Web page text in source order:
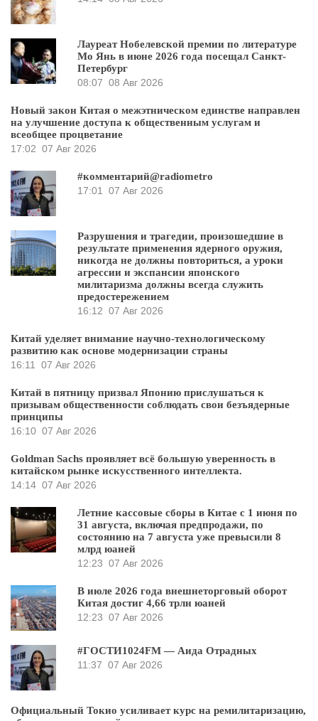
Лауреат Нобелевской премии по литературе
Мо Янь в июне 2026 года посещал Санкт-
Петербург
08:07 08 Авг 2026
Новый закон Китая о межэтническом единстве направлен
на улучшение доступа к общественным услугам и
всеобщее процветание
17:02 07 Авг 2026
#комментарий@radiometro
17:01 07 Авг 2026
Разрушения и трагедии, произошедшие в
результате применения ядерного оружия,
никогда не должны повториться, а уроки
агрессии и экспансии японского
милитаризма должны всегда служить
предостережением
16:12 07 Авг 2026
Китай уделяет внимание научно-технологическому
развитию как основе модернизации страны
16:11 07 Авг 2026
Китай в пятницу призвал Японию прислушаться к
призывам общественности соблюдать свои безъядерные
принципы
16:10 07 Авг 2026
Goldman Sachs проявляет всё большую уверенность в
китайском рынке искусственного интеллекта.
14:14 07 Авг 2026
Летние кассовые сборы в Китае с 1 июня по
31 августа, включая предпродажи, по
состоянию на 7 августа уже превысили 8
млрд юаней
12:23 07 Авг 2026
В июле 2026 года внешнеторговый оборот
Китая достиг 4,66 трлн юаней
12:23 07 Авг 2026
#ГОСТИ1024FM — Аида Отрадных
11:37 07 Авг 2026
Официальный Токио усиливает курс на ремилитаризацию,